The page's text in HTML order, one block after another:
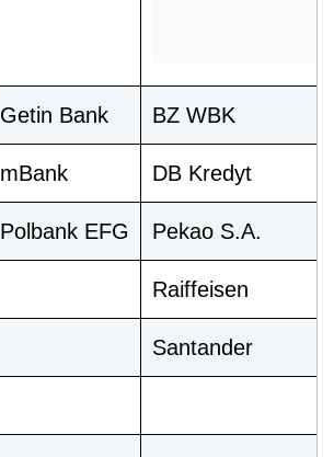
Getin Bank BZ WBK
mBank DB Kredyt
Polbank EFG Pekao S.A.
Raiffeisen
Santander